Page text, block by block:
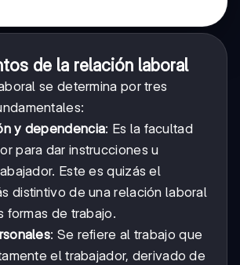
de la relación laboral
se determina por tres
y dependencia: Es la facultad
para dar instrucciones u
Este es quizás el
distintivo de una relación laboral
formas de trabajo.
: Se refiere al trabajo que
el trabajador, derivado de